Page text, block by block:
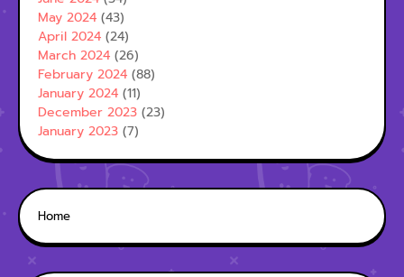
May 2024 (43)
April 2024 (24)
March 2024 (26)
February 2024 (88)
January 2024 (11)
December 2023 (23)
January 2023 (7)
Home